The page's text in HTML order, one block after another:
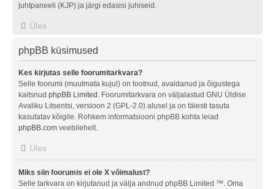
juhtpaneeli (KJP) ja järgi edasisi juhiseid.
Üles
phpBB küsimused
Kes kirjutas selle foorumitarkvara?
Selle foorumi (muutmata kujul) on tootnud, avaldanud ja õigustega
kaitsnud phpBB Limited . Foorumitarkvara on väljalastud GNU Üldise
Avaliku Litsentsi, versioon 2 (GPL-2.0) alusel ja on täiesti tasuta
kasutatav kõigile. Rohkem informatsiooni phpBB kohta leiad
phpBB.com veebilehelt.
Üles
Miks siin foorumis ei ole X võimalust?
Selle tarkvara on kirjutanud ja välja andnud phpBB Limited ™. Oma